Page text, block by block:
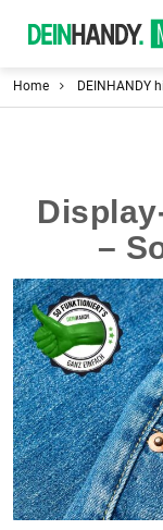
Home DEINHANDY
–